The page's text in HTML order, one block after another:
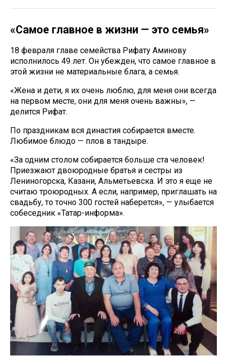
«Самое главное в жизни — это семья»
18 февраля главе семейства Рифату Аминову
исполнилось 49 лет. Он убежден, что самое главное в
этой жизни не материальные блага, а семья.
«Жена и дети, я их очень люблю, для меня они всегда
на первом месте, они для меня очень важны», —
делится Рифат.
По праздникам вся династия собирается вместе.
Любимое блюдо — плов в тандыре.
«За одним столом собирается больше ста человек!
Приезжают двоюродные братья и сестры из
Лениногорска, Казани, Альметьевска. И это я еще не
считаю троюродных. А если, например, приглашать на
свадьбу, то точно 300 гостей наберется», — улыбается
собеседник «Татар-информа».